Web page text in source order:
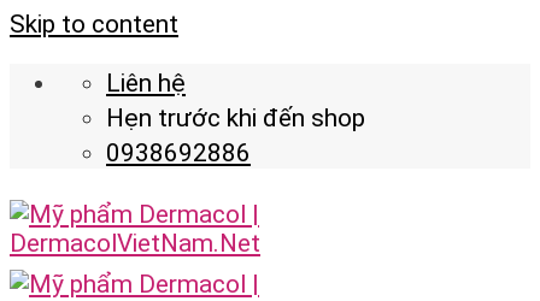
Skip to content
Liên hệ
Hẹn trước khi đến shop
0938692886